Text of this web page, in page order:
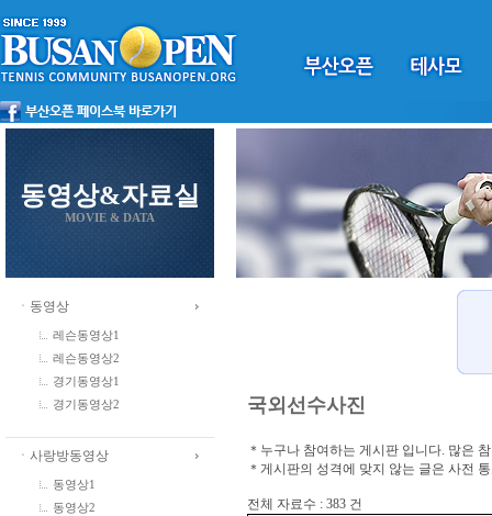
동영상&자료실
MOVIE & DATA
ㆍ동영상
레슨동영상1
레슨동영상2
경기동영상1
경기동영상2
ㆍ사랑방동영상
동영상1
동영상2
국외선수사진
＊누구나 참여하는 게시판 입니다. 많은
＊게시판의 성격에 맞지 않는 글은 사전
전체 자료수 : 383 건